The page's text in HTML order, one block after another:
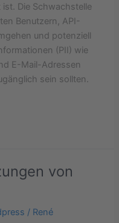
Die Schwachstelle
Benutzern, API-
und potenziell
(PII) wie
E-Mail-Adressen
sein sollten.
von
/ René